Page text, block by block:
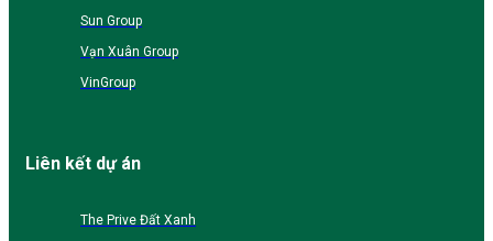
Sun Group
Vạn Xuân Group
VinGroup
Liên kết dự án
The Prive Đất Xanh